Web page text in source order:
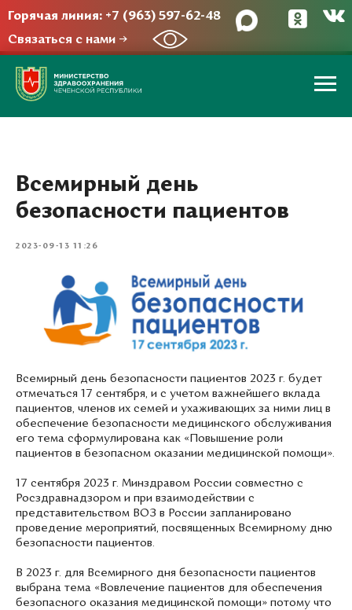
Горячая линия: +7 (963) 597-62-48
Связаться с нами →
Всемирный день
безопасности пациентов
2023-09-13 11:26
Всемирный день безопасности пациентов 2023 г. будет
отмечаться 17 сентября, и с учетом важнейшего вклада
пациентов, членов их семей и ухаживающих за ними лиц в
обеспечение безопасности медицинского обслуживания
его тема сформулирована как «Повышение роли
пациентов в безопасном оказании медицинской помощи».
17 сентября 2023 г. Минздравом России совместно с
Росздравнадзором и при взаимодействии с
представительством ВОЗ в России запланировано
проведение мероприятий, посвященных Всемирному дню
безопасности пациентов.
В 2023 г. для Всемирного дня безопасности пациентов
выбрана тема «Вовлечение пациентов для обеспечения
безопасного оказания медицинской помощи» потому что